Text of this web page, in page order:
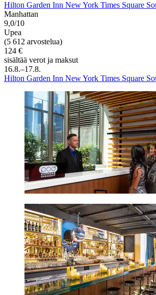
Hilton Garden Inn New York Times Square
Manhattan
9,0/10
Upea
(5 612 arvostelua)
124 €
sisältää verot ja maksut
16.8.–17.8.
Hilton Garden Inn New York Times Square